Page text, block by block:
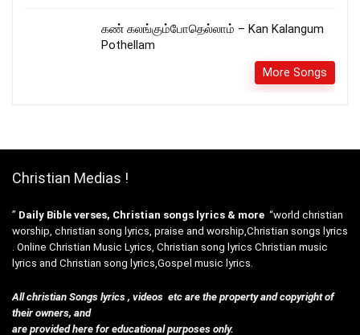
கண் கலங்கும்போதெல்லாம் – Kan Kalangum
Pothellam
More Songs
Christian Medias !
” Daily Bible verses, Christian songs lyrics & more “world christian
worship, christian song lyrics, praise and worship,Christian songs lyrics
. Online Christian Music Lyrics, Christian song lyrics Christian music
lyrics and Christian song lyrics,Gospel music lyrics.
All christian Songs lyrics , videos etc are the property and copyright of
their owners, and
are provided here for educational purposes only.